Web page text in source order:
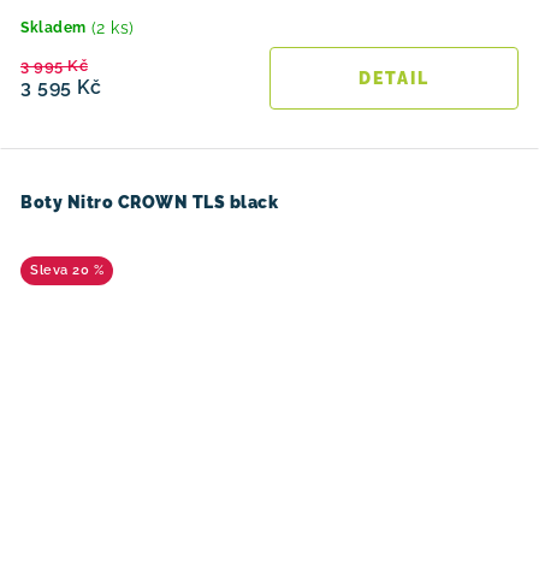
Skladem (2 ks)
3 595 Kč
3 995 Kč
Boty Nitro CROWN TLS black
20 %